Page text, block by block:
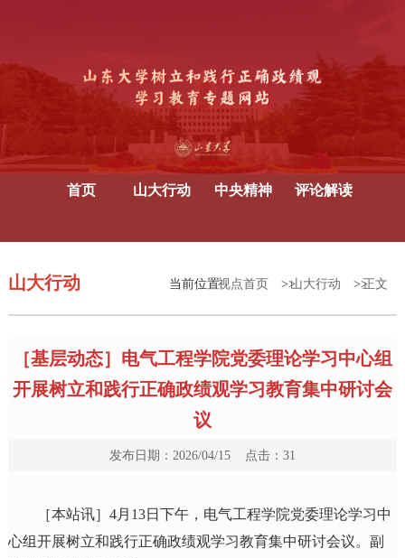
首页 山大行动 中央精神 评论解读
山大行动 当前位置:视点首页 >>山大行动 >>正文
［基层动态］电气工程学院党委理论学习中心组
开展树立和践行正确政绩观学习教育集中研讨会
议
发布日期：2026/04/15 点击： 31
［本站讯］4月13日下午，电气工程学院党委理论学习中
心组开展树立和践行正确政绩观学习教育集中研讨会议。副